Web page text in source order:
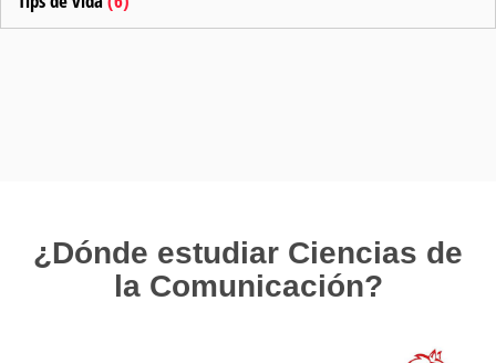
¿Dónde estudiar Ciencias de
la Comunicación?